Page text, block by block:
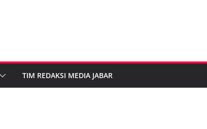
TIM REDAKSI MEDIA JABAR